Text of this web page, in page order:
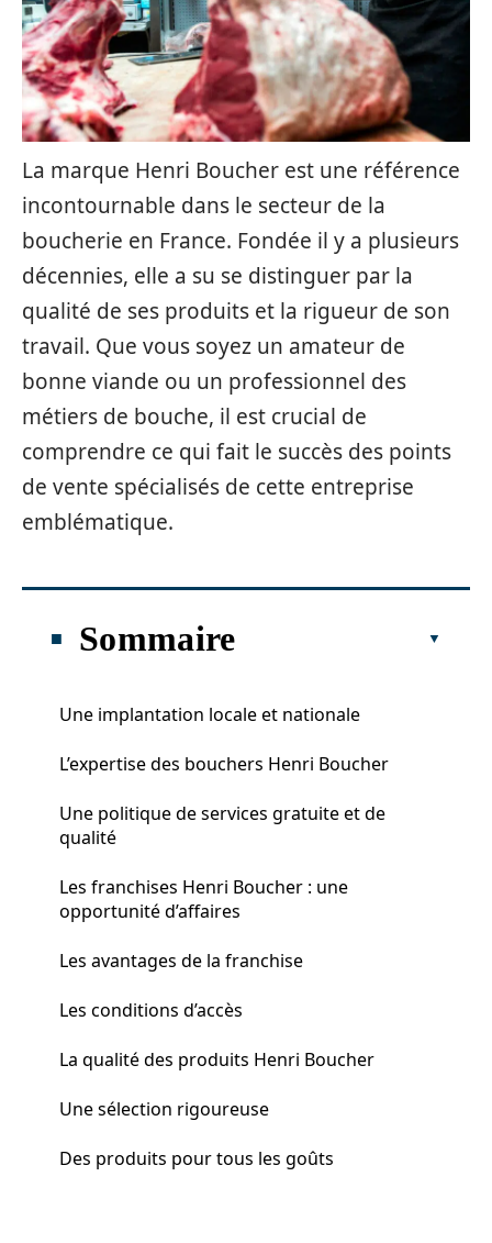
La marque Henri Boucher est une référence
incontournable dans le secteur de la
boucherie en France. Fondée il y a plusieurs
décennies, elle a su se distinguer par la
qualité de ses produits et la rigueur de son
travail. Que vous soyez un amateur de
bonne viande ou un professionnel des
métiers de bouche, il est crucial de
comprendre ce qui fait le succès des points
de vente spécialisés de cette entreprise
emblématique.
Sommaire
Une implantation locale et nationale
L’expertise des bouchers Henri Boucher
Une politique de services gratuite et de
qualité
Les franchises Henri Boucher : une
opportunité d’affaires
Les avantages de la franchise
Les conditions d’accès
La qualité des produits Henri Boucher
Une sélection rigoureuse
Des produits pour tous les goûts